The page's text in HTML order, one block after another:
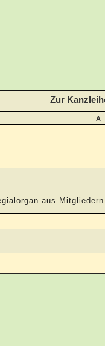
Zur
A
aus Mitgliedern